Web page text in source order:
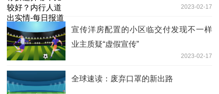
2023-02-17
宣传洋房配置的小区临交付发现不一样
业主质疑“虚假宣传”
2023-02-17
全球速读：废弃口罩的新出路